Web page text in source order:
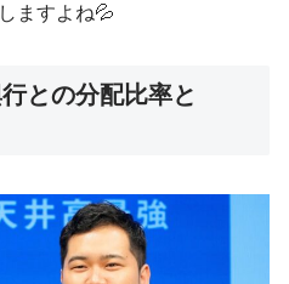
ますよね💦
との分配比率と